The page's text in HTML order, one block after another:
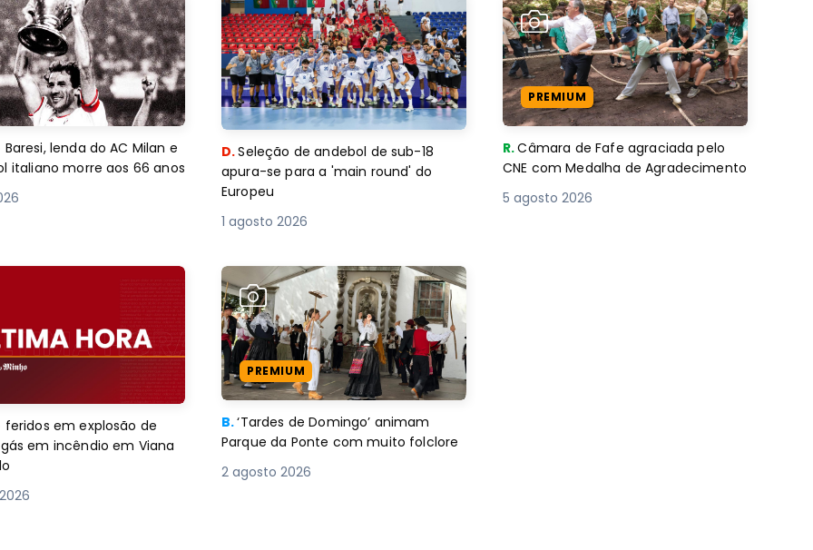
Baresi, lenda do AC Milan e
italiano morre aos 66 anos
D.Seleção de andebol de sub-18
apura-se para a 'main round' do
Europeu
1 agosto 2026
PREMIUM
R.Câmara de Fafe agraciada pelo
CNE com Medalha de Agradecimento
5 agosto 2026
feridos em explosão de
em incêndio em Viana
PREMIUM
B.‘Tardes de Domingo’ animam
Parque da Ponte com muito folclore
2 agosto 2026